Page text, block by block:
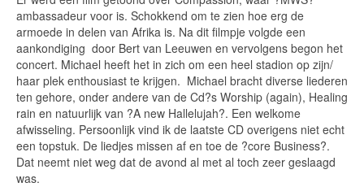
ambassadeur voor is. Schokkend om te zien hoe erg de
armoede in delen van Afrika is. Na dit filmpje volgde een
aankondiging door Bert van Leeuwen en vervolgens begon het
concert. Michael heeft het in zich om een heel stadion op zijn/
haar plek enthousiast te krijgen. Michael bracht diverse liederen
ten gehore, onder andere van de Cd?s Worship (again), Healing
rain en natuurlijk van ?A new Hallelujah?. Een welkome
afwisseling. Persoonlijk vind ik de laatste CD overigens niet echt
een topstuk. De liedjes missen af en toe de ?core Business?.
Dat neemt niet weg dat de avond al met al toch zeer geslaagd
was.